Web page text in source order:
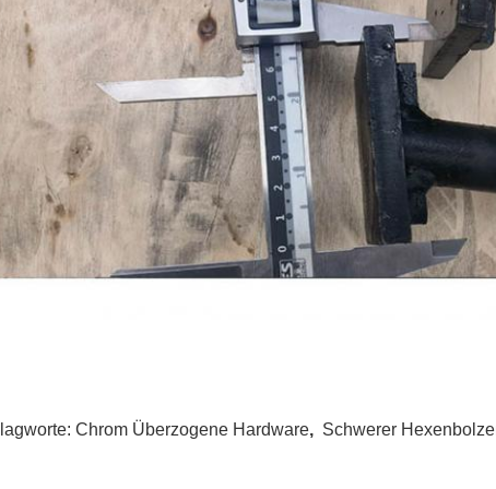
Chrom Überzogene Hardware, Schwerer